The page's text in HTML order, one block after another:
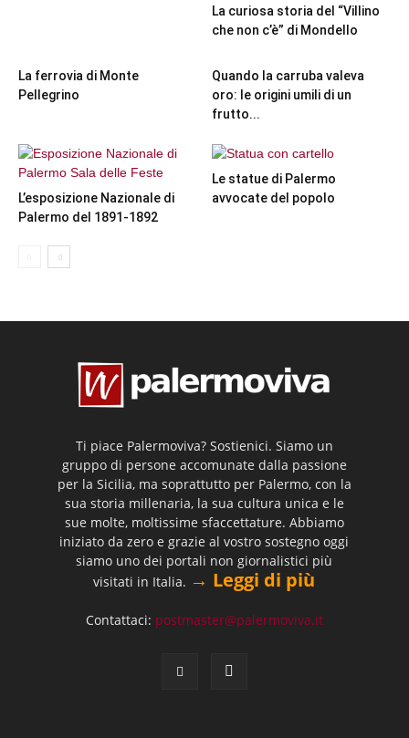
La curiosa storia del “Villino
che non c’è” di Mondello
La ferrovia di Monte
Pellegrino
Quando la carruba valeva
oro: le origini umili di un
frutto...
L’esposizione Nazionale di
Palermo del 1891-1892
Le statue di Palermo
avvocate del popolo
Ti piace Palermoviva? Sostienici. Siamo un
gruppo di persone accomunate dalla passione
per la Sicilia, ma soprattutto per Palermo, con la
sua storia millenaria, la sua cultura unica e le
sue molte, moltissime sfaccettature. Abbiamo
iniziato da zero e grazie al vostro sostegno oggi
siamo uno dei portali non giornalistici più
visitati in Italia. → Leggi di più
Contattaci: postmaster@palermoviva.it